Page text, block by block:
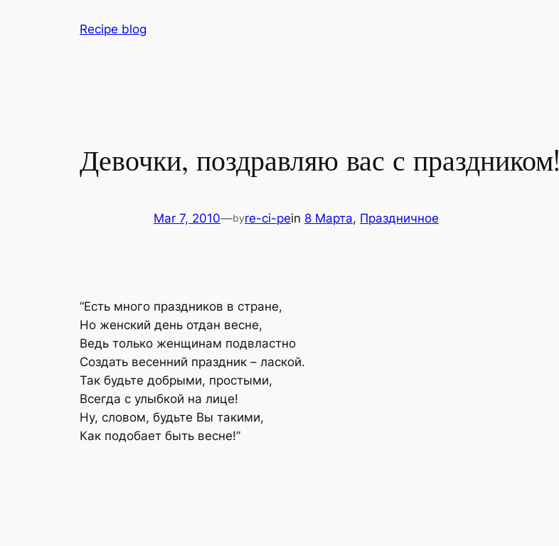
Recipe blog
Девочки, поздравляю вас с праздником!
Mar 7, 2010—byre-ci-pein 8 Марта, Праздничное
“Есть много праздников в стране,
Но женский день отдан весне,
Ведь только женщинам подвластно
Создать весенний праздник – лаской.
Так будьте добрыми, простыми,
Всегда с улыбкой на лице!
Ну, словом, будьте Вы такими,
Как подобает быть весне!”